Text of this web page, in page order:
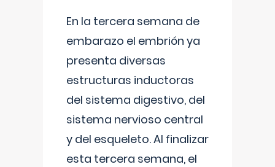
En la tercera semana de
embarazo el embrión ya
presenta diversas
estructuras inductoras
del sistema digestivo, del
sistema nervioso central
y del esqueleto. Al finalizar
esta tercera semana, el